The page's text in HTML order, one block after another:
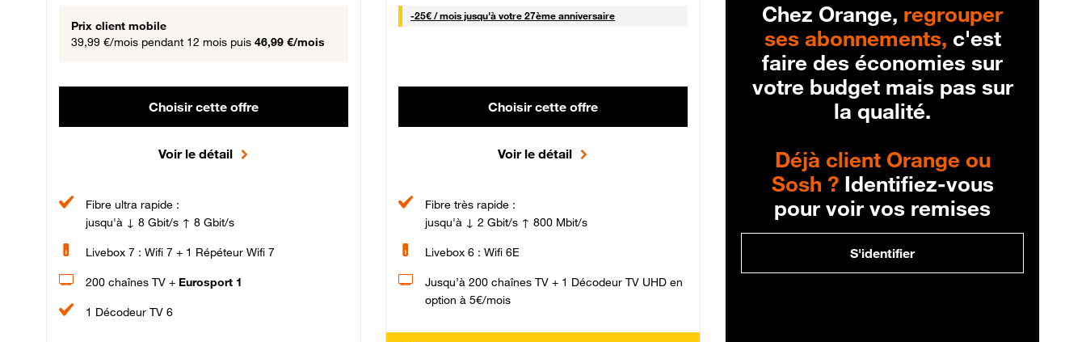
Prix client mobile
39,99 €/mois pendant 12 mois puis 46,99 €/mois
Choisir cette offre
Voir le détail
Fibre ultra rapide :
jusqu'à ↓ 8 Gbit/s ↑ 8 Gbit/s
Livebox 7 : Wifi 7 + 1 Répéteur Wifi 7
200 chaînes TV + Eurosport 1
1 Décodeur TV 6
-25€ / mois25 € par mois
jusqu'à votre 27ème anniversaire
Choisir cette offre
Voir le détail
Fibre très rapide :
jusqu'à ↓ 2 Gbit/s ↑ 800 Mbit/s
Livebox 6 : Wifi 6E
Jusqu’à 200 chaînes TV + 1 Décodeur TV UHD en
option à 5€/mois
Chez Orange, regrouper
ses abonnements, c'est
faire des économies sur
votre budget mais pas sur
la qualité.
Déjà client Orange ou
Sosh ?Identifiez-vous
pour voir vos remises
S'identifier